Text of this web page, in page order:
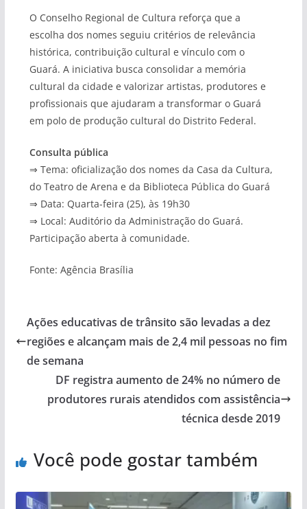
O Conselho Regional de Cultura reforça que a
escolha dos nomes seguiu critérios de relevância
histórica, contribuição cultural e vínculo com o
Guará. A iniciativa busca consolidar a memória
cultural da cidade e valorizar artistas, produtores e
profissionais que ajudaram a transformar o Guará
em polo de produção cultural do Distrito Federal.
Consulta pública
⇒ Tema: oficialização dos nomes da Casa da Cultura,
do Teatro de Arena e da Biblioteca Pública do Guará
⇒ Data: Quarta-feira (25), às 19h30
⇒ Local: Auditório da Administração do Guará.
Participação aberta à comunidade.
Fonte: Agência Brasília
Ações educativas de trânsito são levadas a dez
regiões e alcançam mais de 2,4 mil pessoas no fim
de semana
DF registra aumento de 24% no número de
produtores rurais atendidos com assistência
técnica desde 2019
Você pode gostar também